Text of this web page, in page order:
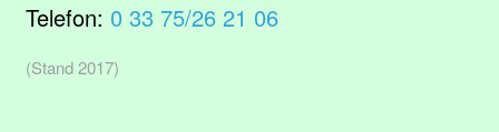
Telefon: 0 33 75/26 21 06
(Stand 2017)